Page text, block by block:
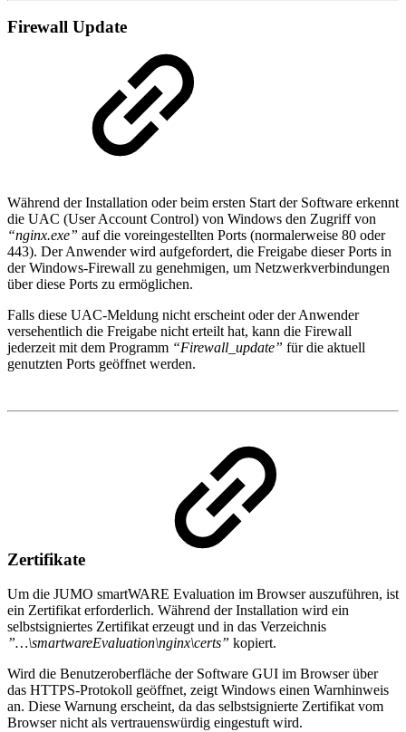
Firewall Update
Während der Installation oder beim ersten Start der Software erkennt
die UAC (User Account Control) von Windows den Zugriff von
“nginx.exe” auf die voreingestellten Ports (normalerweise 80 oder
443). Der Anwender wird aufgefordert, die Freigabe dieser Ports in
der Windows-Firewall zu genehmigen, um Netzwerkverbindungen
über diese Ports zu ermöglichen.
Falls diese UAC-Meldung nicht erscheint oder der Anwender
versehentlich die Freigabe nicht erteilt hat, kann die Firewall
jederzeit mit dem Programm “Firewall_update” für die aktuell
genutzten Ports geöffnet werden.
Zertifikate
Um die JUMO smartWARE Evaluation im Browser auszuführen, ist
ein Zertifikat erforderlich. Während der Installation wird ein
selbstsigniertes Zertifikat erzeugt und in das Verzeichnis
”…\smartwareEvaluation\nginx\certs” kopiert.
Wird die Benutzeroberfläche der Software GUI im Browser über
das HTTPS-Protokoll geöffnet, zeigt Windows einen Warnhinweis
an. Diese Warnung erscheint, da das selbstsignierte Zertifikat vom
Browser nicht als vertrauenswürdig eingestuft wird.